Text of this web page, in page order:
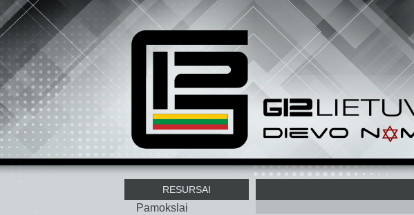
RESURSAI
Pamokslai